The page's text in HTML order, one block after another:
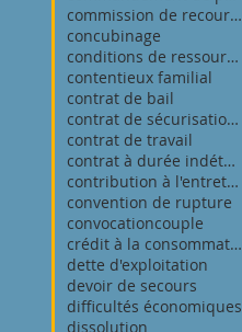
commission de recours amiable
concubinage
conditions de ressources pour a.j
contentieux familial
contrat de bail
contrat de sécurisation professionnelle
contrat de travail
contrat à durée indéterminée
contribution à l'entretien et à l'éducatio
convention de rupture
convocationcouple
crédit à la consommation
dette d'exploitation
devoir de secours
difficultés économiques
dissolution